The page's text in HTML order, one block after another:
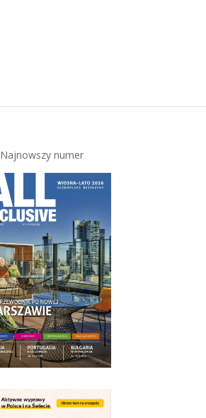
Najnowszy numer